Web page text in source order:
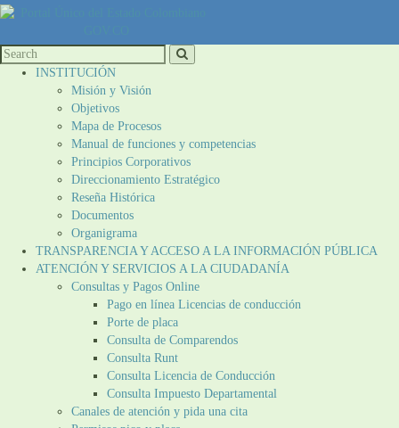
INSTITUCIÓN
Misión y Visión
Objetivos
Mapa de Procesos
Manual de funciones y competencias
Principios Corporativos
Direccionamiento Estratégico
Reseña Histórica
Documentos
Organigrama
TRANSPARENCIA Y ACCESO A LA INFORMACIÓN PÚBLICA
ATENCIÓN Y SERVICIOS A LA CIUDADANÍA
Consultas y Pagos Online
Pago en línea Licencias de conducción
Porte de placa
Consulta de Comparendos
Consulta Runt
Consulta Licencia de Conducción
Consulta Impuesto Departamental
Canales de atención y pida una cita